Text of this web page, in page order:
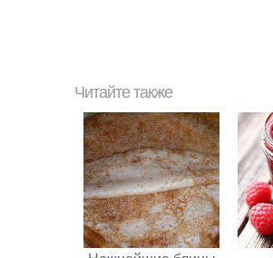
Читайте также